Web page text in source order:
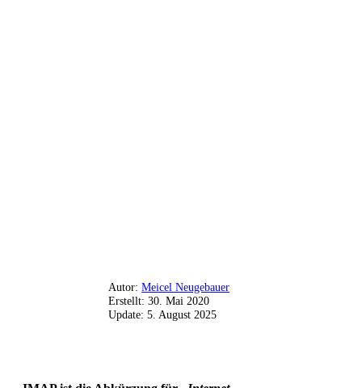
Autor:Meicel Neugebauer
Erstellt:30. Mai 2020
Update:5. August 2025